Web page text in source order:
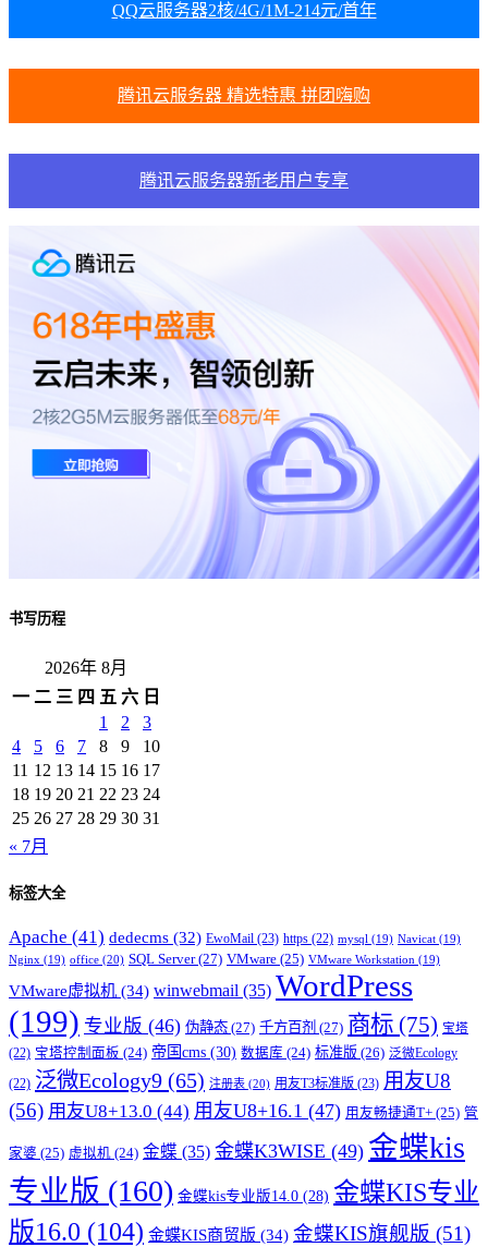
QQ云服务器2核/4G/1M-214元/首年
腾讯云服务器 精选特惠 拼团嗨购
腾讯云服务器新老用户专享
书写历程
2026年 8月
一 二 三 四 五 六 日
1
2
3
4
5 6 7 8 9
10
11 12 13 14 15 16 17
18 19 20 21 22 23 24
25 26 27 28 29 30 31
« 7月
标签大全
Apache (41) dedecms (32) EwoMail (23) https (22) mysql (19) Navicat (19)
Nginx (19) office (20) SQL Server(27) VMware (25) VMware Workstation (19)
VMware虚拟机 (34) winwebmail (35) WordPress
(199) 专业版 (46) 伪静态 (27) 千方百剂 (27) 商标 (75) 宝塔
(22) 宝塔控制面板 (24) 帝国cms (30) 数据库 (24) 标准版 (26) 泛微Ecology
(22) 泛微Ecology9 (65) 注册表 (20) 用友T3标准版 (23) 用友U8
(56) 用友U8+13.0 (44) 用友U8+16.1 (47) 用友畅捷通T+ (25) 管
家婆 (25) 虚拟机 (24) 金蝶 (35) 金蝶K3WISE (49) 金蝶kis
专业版 (160) 金蝶kis专业版14.0 (28) 金蝶KIS专业
版16.0 (104) 金蝶KIS商贸版 (34) 金蝶KIS旗舰版 (51)